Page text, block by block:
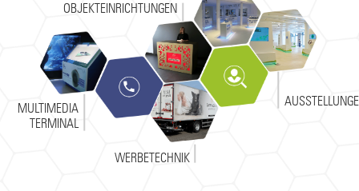
MULTIMEDIA
TERMINAL
OBJEKTEINRICHTUNGEN
WERBETECHNIK